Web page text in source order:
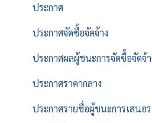
ประกาศ
ประกาศจัดซื้อจัดจ้าง
ประกาศผลผู้ชนะการจัดซื้อจัดจ้
ประกาศราคากลาง
ประกาศรายชื่อผู้ชนะการเสนอ